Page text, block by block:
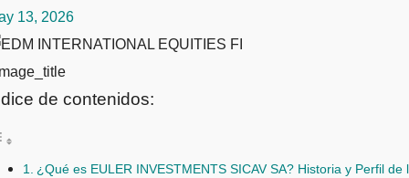
13, 2026
de contenidos:
¿Qué es EULER INVESTMENTS SICAV SA? Historia y Perfil de